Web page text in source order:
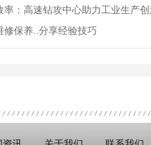
率：高速钻攻中心助力工业生产
修保养..分享经验技巧